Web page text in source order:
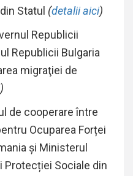
Statul (detalii aici)
Republicii
Republicii Bulgaria
migraţiei de
de cooperare între
Ocuparea Forței
și Ministerul
Protecției Sociale din